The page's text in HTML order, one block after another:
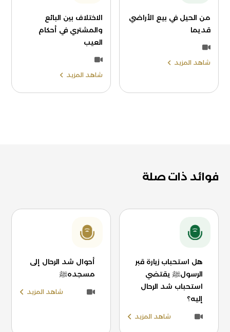
من الحيل في بيع الأراضي
قديما
شاهد المزيد
الاختلاف بين البائع
والمشتري في أحكام
العيب
شاهد المزيد
فوائد ذات صلة
هل استحباب زيارة قبر
الرسولﷺ يقتضي
استحباب شد الرحال
إليه؟
شاهد المزيد
أحوال شد الرحال إلى
مسجدهﷺ
شاهد المزيد